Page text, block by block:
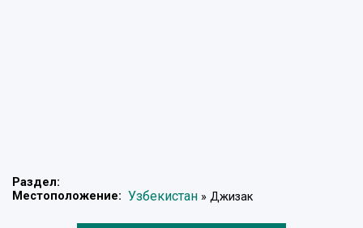
Раздел:
Местоположение: Узбекистан » Джизак